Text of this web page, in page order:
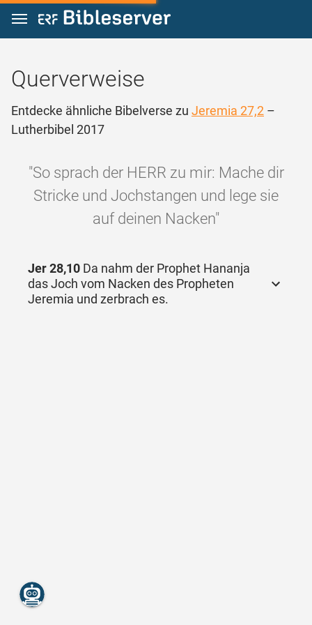
Zum Inhalt springen
Querverweise
Entdecke ähnliche Bibelverse zu Jeremia 27,2 –
Lutherbibel 2017
"So sprach der HERR zu mir: Mache dir
Stricke und Jochstangen und lege sie
auf deinen Nacken"
Jer 28,10 Da nahm der Prophet Hananja
das Joch vom Nacken des Propheten
Jeremia und zerbrach es.